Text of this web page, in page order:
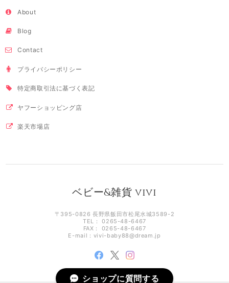
About
Blog
Contact
プライバシーポリシー
特定商取引法に基づく表記
ヤフーショッピング店
楽天市場店
ベビー&雑貨 vivi
〒395-0826 長野県飯田市松尾水城3589-2
TEL： 0265-48-6467
FAX： 0265-48-6467
E-mail： vivi-baby88@dream.jp
ショップに質問する